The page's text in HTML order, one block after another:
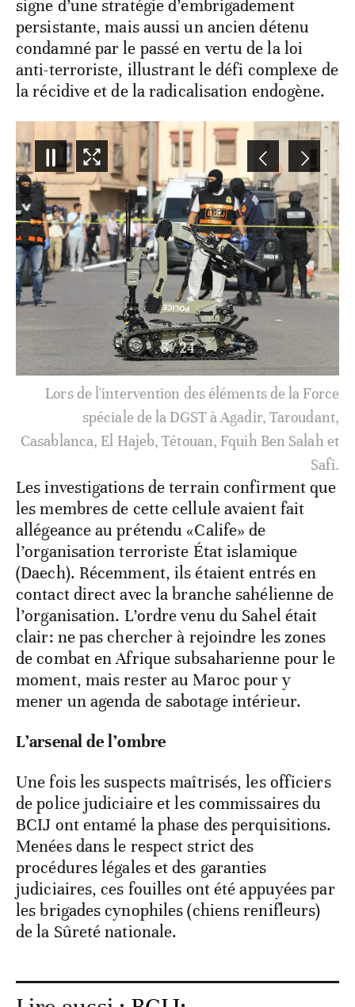
signe d’une stratégie d’embrigadement
persistante, mais aussi un ancien détenu
condamné par le passé en vertu de la loi
anti-terroriste, illustrant le défi complexe de
la récidive et de la radicalisation endogène.
3/24
Lors de l'intervention des éléments de la Force
spéciale de la DGST à Agadir, Taroudant,
Casablanca, El Hajeb, Tétouan, Fquih Ben Salah et
Safi.
Les investigations de terrain confirment que
les membres de cette cellule avaient fait
allégeance au prétendu «Calife» de
l’organisation terroriste État islamique
(Daech). Récemment, ils étaient entrés en
contact direct avec la branche sahélienne de
l’organisation. L’ordre venu du Sahel était
clair: ne pas chercher à rejoindre les zones
de combat en Afrique subsaharienne pour le
moment, mais rester au Maroc pour y
mener un agenda de sabotage intérieur.
L’arsenal de l’ombre
Une fois les suspects maîtrisés, les officiers
de police judiciaire et les commissaires du
BCIJ ont entamé la phase des perquisitions.
Menées dans le respect strict des
procédures légales et des garanties
judiciaires, ces fouilles ont été appuyées par
les brigades cynophiles (chiens renifleurs)
de la Sûreté nationale.